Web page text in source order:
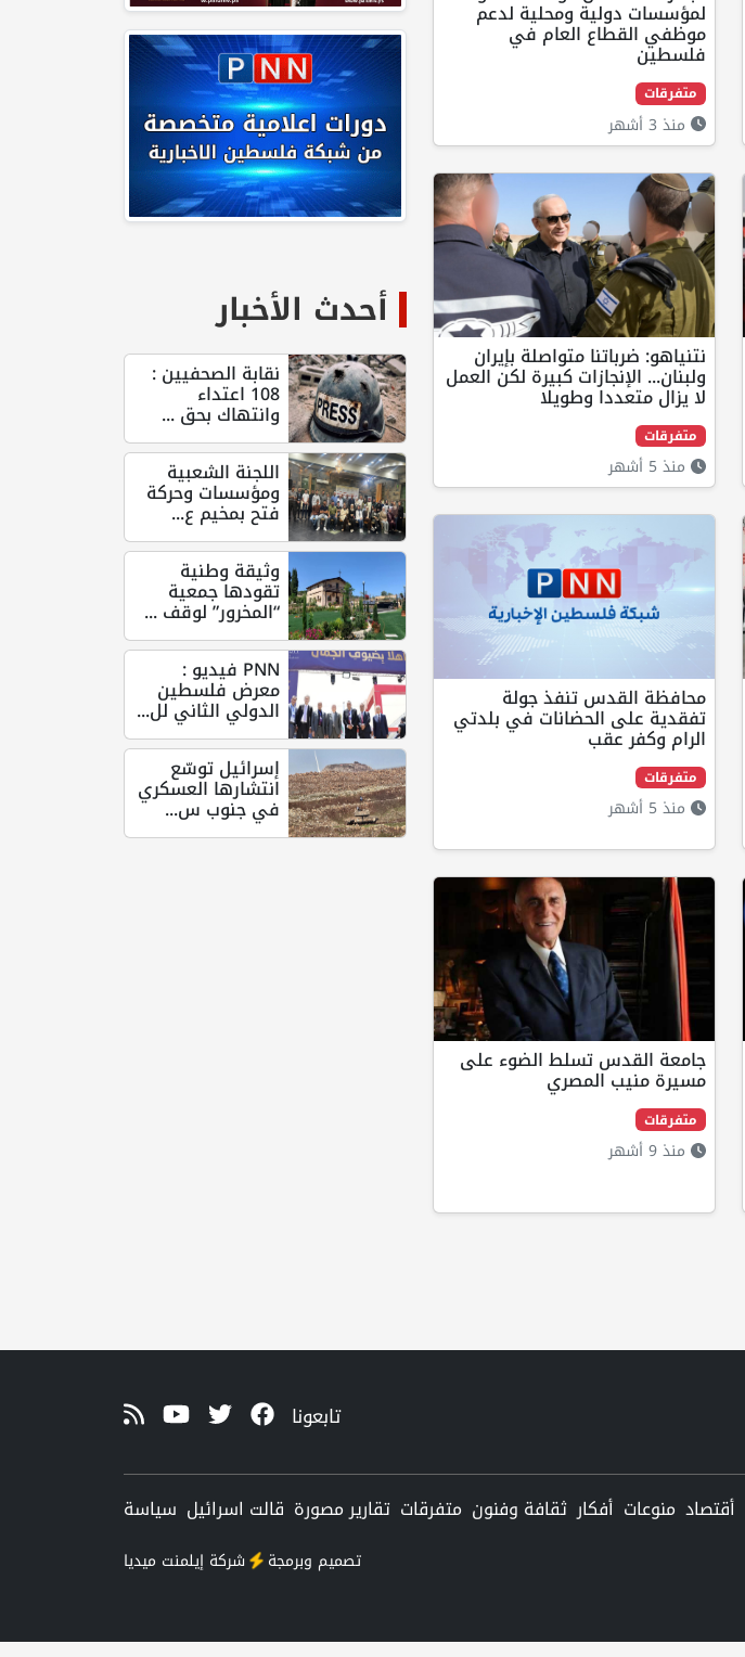
لمؤسسات دولية ومحلية لدعم
موظفي القطاع العام في
فلسطين
متفرقات
منذ 3 أشهر
نتنياهو: ضرباتنا متواصلة بإيران
ولبنان... الإنجازات كبيرة لكن العمل
لا يزال متعددا وطويلا
متفرقات
منذ 5 أشهر
محافظة القدس تنفذ جولة
تفقدية على الحضانات في بلدتي
الرام وكفر عقب
متفرقات
منذ 5 أشهر
جامعة القدس تسلط الضوء على
مسيرة منيب المصري
متفرقات
منذ 9 أشهر
أحدث الأخبار
نقابة الصحفيين :
108 اعتداء
وانتهاك بحق ...
اللجنة الشعبية
ومؤسسات وحركة
فتح بمخيم ع...
وثيقة وطنية
تقودها جمعية
“المخرور” لوقف ...
PNN فيديو :
معرض فلسطين
الدولي الثاني لل...
إسرائيل توسّع
انتشارها العسكري
في جنوب س...
تابعونا
أقتصاد منوعات أفكار ثقافة وفنون متفرقات تقارير مصورة قالت اسرائيل سياسة
تصميم وبرمجة شركة إيلمنت ميديا